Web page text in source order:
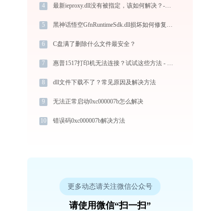
4 最新ieproxy.dll没有被指定，该如何解决？-金山毒霸
5 黑神话悟空GfnRuntimeSdk.dll损坏如何修复？-金山毒霸
6 C盘满了删除什么文件最安全？
7 惠普1517打印机无法连接？试试这些方法 - 金山毒霸
8 dll文件下载不了？常见原因及解决方法
9 无法正常启动0xc000007b怎么解决
10 错误码0xc000007b解决方法
更多动态请关注微信公众号
请使用微信“扫一扫”